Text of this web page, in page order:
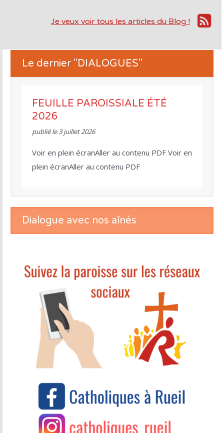
Je veux voir tous les articles du Blog !
Le dernier "DIALOGUES"
FEUILLE PAROISSIALE ÉTÉ
2026
publié le3 juillet 2026
Voir en plein écranAller au contenu PDF Voir en
plein écranAller au contenu PDF
Dialogue avec nos aînés